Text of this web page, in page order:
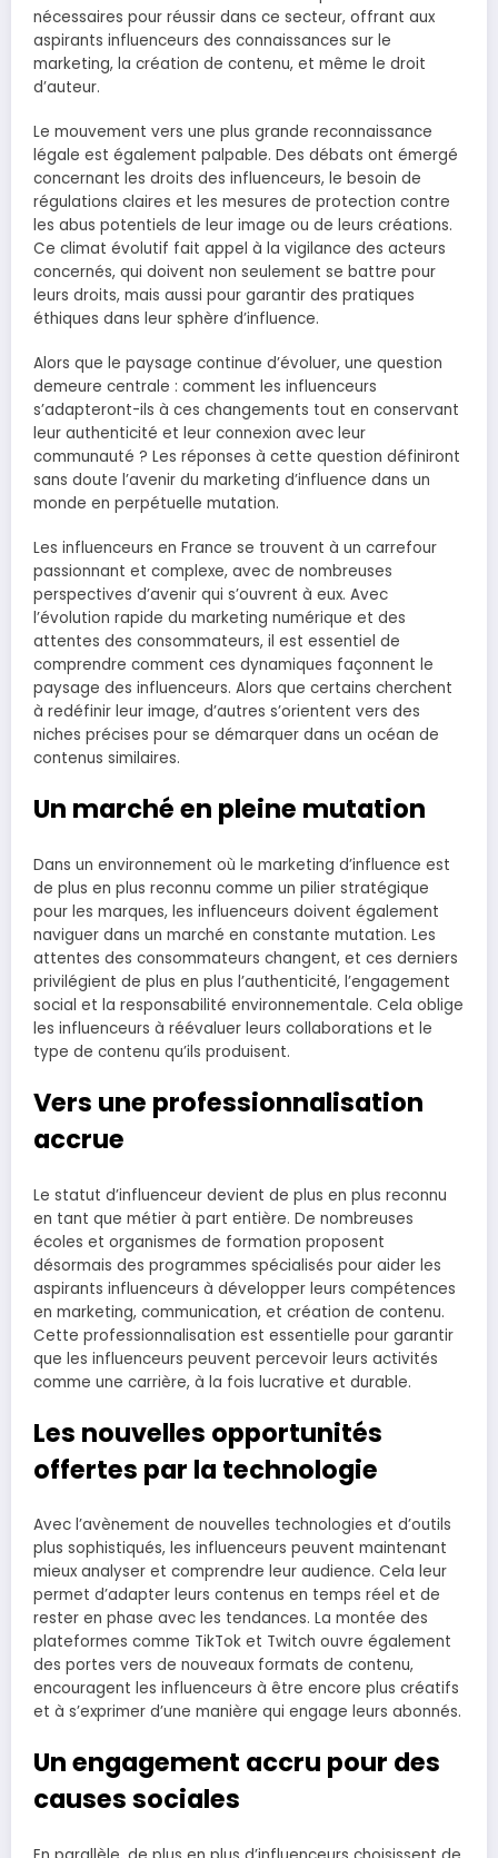
nécessaires pour réussir dans ce secteur, offrant aux
aspirants influenceurs des connaissances sur le
marketing, la création de contenu, et même le droit
d’auteur.
Le mouvement vers une plus grande reconnaissance
légale est également palpable. Des débats ont émergé
concernant les droits des influenceurs, le besoin de
régulations claires et les mesures de protection contre
les abus potentiels de leur image ou de leurs créations.
Ce climat évolutif fait appel à la vigilance des acteurs
concernés, qui doivent non seulement se battre pour
leurs droits, mais aussi pour garantir des pratiques
éthiques dans leur sphère d’influence.
Alors que le paysage continue d’évoluer, une question
demeure centrale : comment les influenceurs
s’adapteront-ils à ces changements tout en conservant
leur authenticité et leur connexion avec leur
communauté ? Les réponses à cette question définiront
sans doute l’avenir du marketing d’influence dans un
monde en perpétuelle mutation.
Les influenceurs en France se trouvent à un carrefour
passionnant et complexe, avec de nombreuses
perspectives d’avenir qui s’ouvrent à eux. Avec
l’évolution rapide du marketing numérique et des
attentes des consommateurs, il est essentiel de
comprendre comment ces dynamiques façonnent le
paysage des influenceurs. Alors que certains cherchent
à redéfinir leur image, d’autres s’orientent vers des
niches précises pour se démarquer dans un océan de
contenus similaires.
Un marché en pleine mutation
Dans un environnement où le marketing d’influence est
de plus en plus reconnu comme un pilier stratégique
pour les marques, les influenceurs doivent également
naviguer dans un marché en constante mutation. Les
attentes des consommateurs changent, et ces derniers
privilégient de plus en plus l’authenticité, l’engagement
social et la responsabilité environnementale. Cela oblige
les influenceurs à réévaluer leurs collaborations et le
type de contenu qu’ils produisent.
Vers une professionnalisation
accrue
Le statut d’influenceur devient de plus en plus reconnu
en tant que métier à part entière. De nombreuses
écoles et organismes de formation proposent
désormais des programmes spécialisés pour aider les
aspirants influenceurs à développer leurs compétences
en marketing, communication, et création de contenu.
Cette professionnalisation est essentielle pour garantir
que les influenceurs peuvent percevoir leurs activités
comme une carrière, à la fois lucrative et durable.
Les nouvelles opportunités
offertes par la technologie
Avec l’avènement de nouvelles technologies et d’outils
plus sophistiqués, les influenceurs peuvent maintenant
mieux analyser et comprendre leur audience. Cela leur
permet d’adapter leurs contenus en temps réel et de
rester en phase avec les tendances. La montée des
plateformes comme TikTok et Twitch ouvre également
des portes vers de nouveaux formats de contenu,
encouragent les influenceurs à être encore plus créatifs
et à s’exprimer d’une manière qui engage leurs abonnés.
Un engagement accru pour des
causes sociales